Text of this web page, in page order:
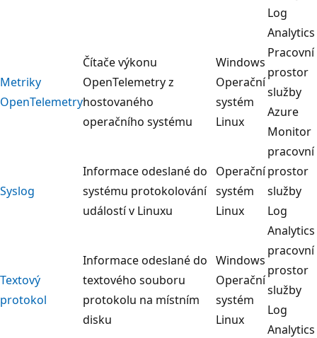
Log
Analytics
Metriky
OpenTelemetry
Čítače výkonu
OpenTelemetry z
hostovaného
operačního systému
Windows
Operační
systém
Linux
Pracovní
prostor
služby
Azure
Monitor
Syslog
Informace odeslané do
systému protokolování
událostí v Linuxu
Operační
systém
Linux
pracovní
prostor
služby
Log
Analytics
Textový
protokol
Informace odeslané do
textového souboru
protokolu na místním
disku
Windows
Operační
systém
Linux
pracovní
prostor
služby
Log
Analytics